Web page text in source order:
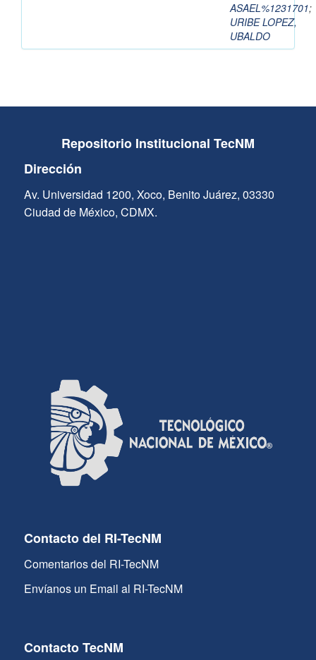
ASAEL%1231701;
URIBE LOPEZ,
UBALDO
Repositorio Institucional TecNM
Dirección
Av. Universidad 1200, Xoco, Benito Juárez, 03330
Ciudad de México, CDMX.
Contacto del RI-TecNM
Comentarios del RI-TecNM
Envíanos un Email al RI-TecNM
Contacto TecNM